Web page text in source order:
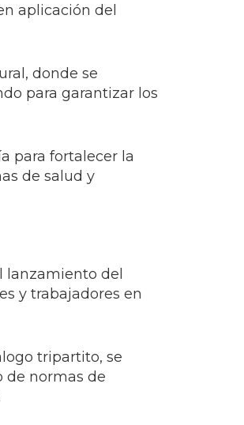
aplicación del
donde se
para garantizar los
para fortalecer la
de salud y
lanzamiento del
y trabajadores en
tripartito, se
de normas de